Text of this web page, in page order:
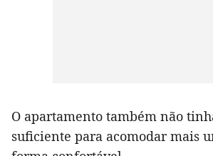
O apartamento também não
suficiente para acomodar mais